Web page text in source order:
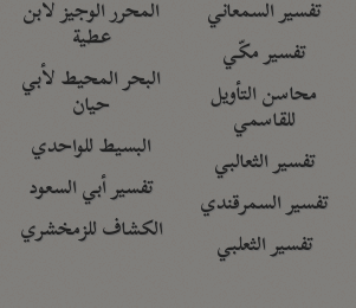
تفسير السمعاني
تفسير مكّي
محاسن التأويل
للقاسمي
تفسير الثعالبي
تفسير السمرقندي
تفسير الثعلبي
المحرر الوجيز لابن
عطية
البحر المحيط لأبي
حيان
البسيط للواحدي
تفسير أبي السعود
الكشاف للزمخشري